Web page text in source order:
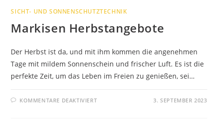
HUBSCHRAUBERRUNDFLÜGE!
SICHT- UND SONNENSCHUTZTECHNIK
Markisen Herbstangebote
Der Herbst ist da, und mit ihm kommen die angenehmen
Tage mit mildem Sonnenschein und frischer Luft. Es ist die
perfekte Zeit, um das Leben im Freien zu genießen, sei…
KOMMENTARE DEAKTIVIERTFÜR 3. SEPTEMBER 2023